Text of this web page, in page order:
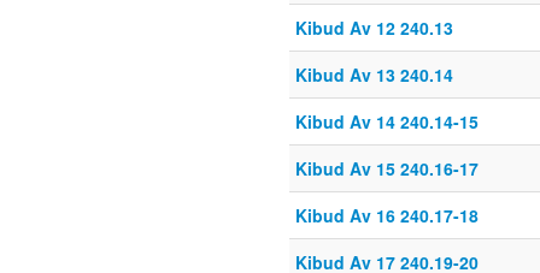
Kibud Av 12 240.13
Kibud Av 13 240.14
Kibud Av 14 240.14-15
Kibud Av 15 240.16-17
Kibud Av 16 240.17-18
Kibud Av 17 240.19-20